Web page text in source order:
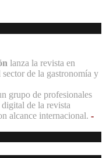
lanza la revista en
de la gastronomía y
grupo de profesionales
de la revista
alcance internacional. -